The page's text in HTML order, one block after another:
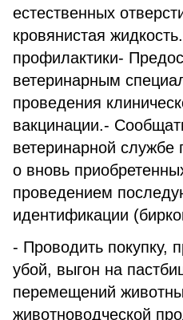
естественных
кровянистая
профилактики-
ветеринарным
проведения
вакцинации.-
ветеринарной службе
о вновь
проведением
идентификации
- Проводить покупку,
убой, выгон на
перемещений
животноводческой